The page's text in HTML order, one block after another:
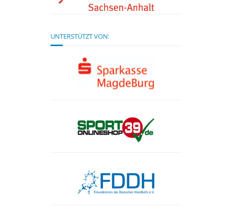
UNTERSTÜTZT VON: